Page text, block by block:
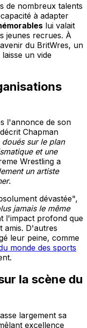
de nombreux talents
à adapter
lui valait
jeunes recrues. À
du BritWres, un
un vide
l'annonce de son
Chapman
sur le plan
et une
Wrestling a
un artiste
.
dévastée",
jamais le même
l'impact profond que
amis. D'autres
leur peine, comme
monde des sports
la scène du
largement sa
excellence